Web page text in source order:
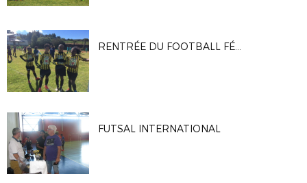
RENTRÉE DU FOOTBALL FÉMININ 10 SEPTEMBRE 2017
FUTSAL INTERNATIONAL